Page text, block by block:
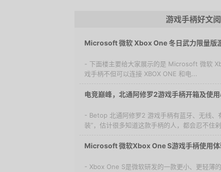
游戏手柄好文
Microsoft 微软 Xbox One 冬日武力限量版
- 下面楼主要给大家展示的是 Microsoft 微软
戏手柄不但可以连接 XBOX ONE 和电...
电竞巅峰，北通阿修罗2游戏手柄开箱及使
- Betop 北通阿修罗2 游戏手柄有蓝牙、无线、
装”，估计很多知道这款手柄的人，都会忍不住
Microsoft 微软Xbox One S游戏手柄使用
- Xbox One S是微软研发的一款更小、更轻薄